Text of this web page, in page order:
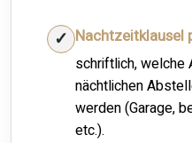
Nachtzeitklausel
schriftlich, welche
nächtlichen
werden (Garage,
etc.).